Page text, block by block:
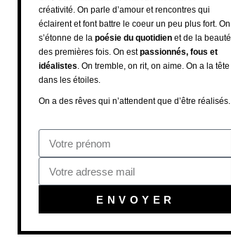
créativité. On parle d’amour et rencontres qui
éclairent et font battre le coeur un peu plus fort. On
s’étonne de la poésie du quotidien et de la beauté
des premières fois. On estpassionnés, fous et
idéalistes. On tremble, on rit, on aime. On a la tête
dans les étoiles.
On a des rêves qui n’attendent que d’être réalisés.
ENVOYER